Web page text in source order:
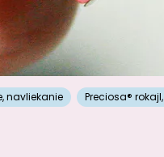
,navliekanie Preciosa® rokajl,